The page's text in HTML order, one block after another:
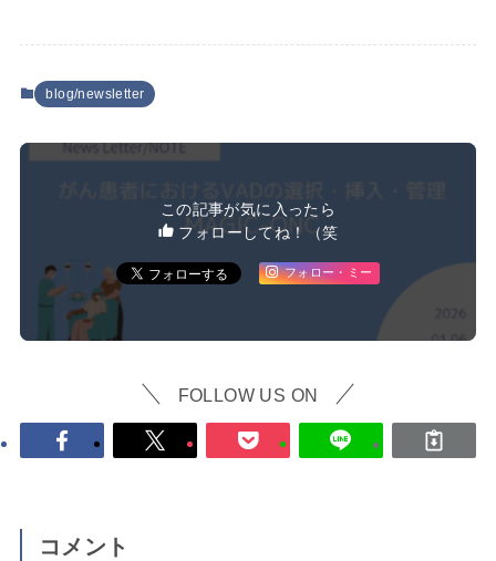
blog/newsletter
この記事が気に入ったら
フォローしてね！（笑
フォロー・ミー
FOLLOW US ON
コメント